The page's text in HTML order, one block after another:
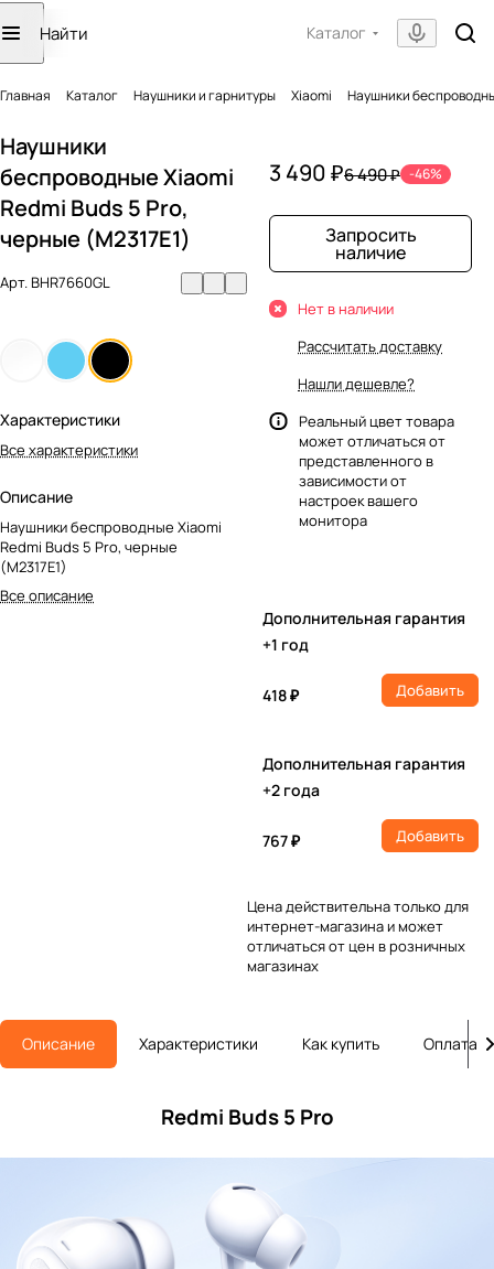
Каталог
Главная Каталог Наушники и гарнитуры Xiaomi Наушники
Наушники
беспроводные Xiaomi
Redmi Buds 5 Pro,
черные (M2317E1)
Арт.BHR7660GL
Характеристики
Все характеристики
Описание
Наушники беспроводные Xiaomi
Redmi Buds 5 Pro, черные
(M2317E1)
Все описание
3 490 ₽6 490 ₽ -46%
Запросить
наличие
Нет в наличии
Рассчитать доставку
Нашли дешевле?
Реальный цвет товара
может отличаться от
представленного в
зависимости от
настроек вашего
монитора
Дополнительная гарантия
+1 год
418 ₽ Добавить
Дополнительная гарантия
+2 года
767 ₽ Добавить
Цена действительна только для
интернет-магазина и может
отличаться от цен в розничных
магазинах
Описание Характеристики Как купить Оплата
Redmi Buds 5 Pro